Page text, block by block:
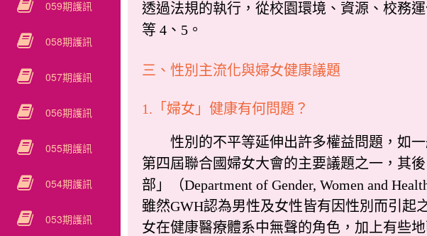
059期護訊
058期護訊
057期護訊
056期護訊
055期護訊
054期護訊
053期護訊
透過法規的執行，從校園環境、資源、校務
等 4、5。
三、性別主流化與婦女健康議題
1.「婦女」健康有何問題？
性別的不平等延伸出許多權益問題，如一
第四屆聯合國婦女大會的主要議題之一，其
部」（Department of Gender, Women and
雖然GWH認為男性及女性皆有因性別而引起
女在健康醫療體系中無聲的角色，加上有些